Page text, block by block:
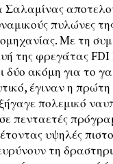
Σαλαμίνας
πυλώνες
Με τη
της φρεγάτας
δύο ακόμη για το
έγιναν η πρώτη
πολεμικό
πενταετές
υψηλές
τη